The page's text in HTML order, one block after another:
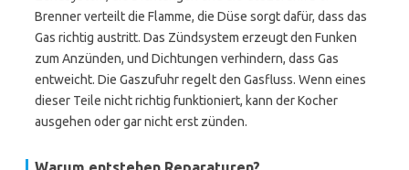
Brenner verteilt die Flamme, die Düse sorgt dafür, dass das
Gas richtig austritt. Das Zündsystem erzeugt den Funken
zum Anzünden, und Dichtungen verhindern, dass Gas
entweicht. Die Gaszufuhr regelt den Gasfluss. Wenn eines
dieser Teile nicht richtig funktioniert, kann der Kocher
ausgehen oder gar nicht erst zünden.